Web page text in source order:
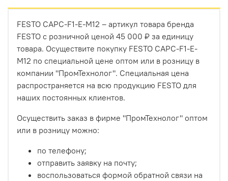
FESTO CAPC-F1-E-M12 – артикул товара бренда
FESTO с розничной ценой 45 000 ₽ за единицу
товара. Осуществите покупку FESTO CAPC-F1-E-
M12 по специальной цене оптом или в розницу в
компании "ПромТехнолог". Специальная цена
распространяется на всю продукцию FESTO для
наших постоянных клиентов.
Осуществить заказ в фирме "ПромТехнолог" оптом
или в розницу можно:
по телефону;
отправить заявку на почту;
воспользоваться формой обратной связи на